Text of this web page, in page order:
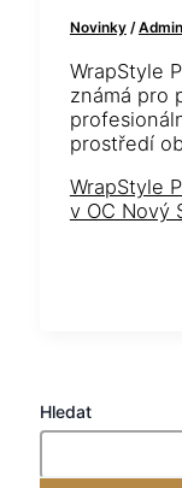
Novinky/
WrapStyle
známá pro
prostředí
WrapStyle
v OC Nový
Hledat